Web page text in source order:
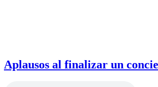
Aplausos al finalizar un